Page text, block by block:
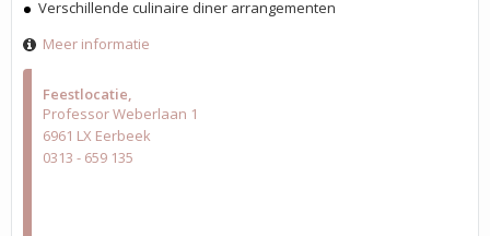
Feestlocatie
Professor Weberlaan 1
6961 LX Eerbeek
0313 - 659 135
Verschillende culinaire diner arrangementen
Meer informatie